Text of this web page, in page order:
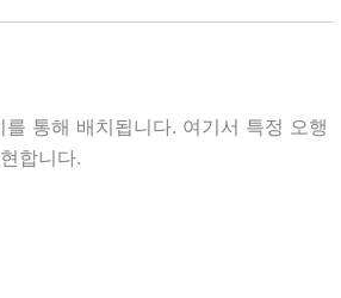
를 통해 배치됩니다. 여기서 특정 오행
합니다.